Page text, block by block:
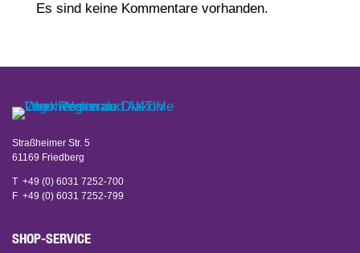
Es sind keine Kommentare vorhanden.
Straßheimer Str. 5
61169 Friedberg
T +49 (0) 6031 7252-700
F +49 (0) 6031 7252-799
SHOP-SERVICE